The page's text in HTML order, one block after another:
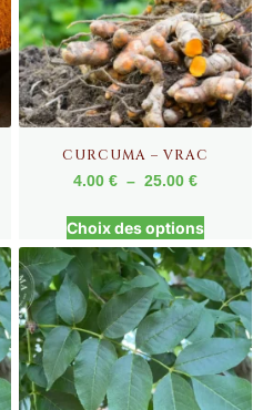
CURCUMA – VRAC
4.00 € – 25.00 €
Choix des options